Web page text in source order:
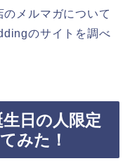
メルマガについて
のサイトを調べ
日の人限定
みた！